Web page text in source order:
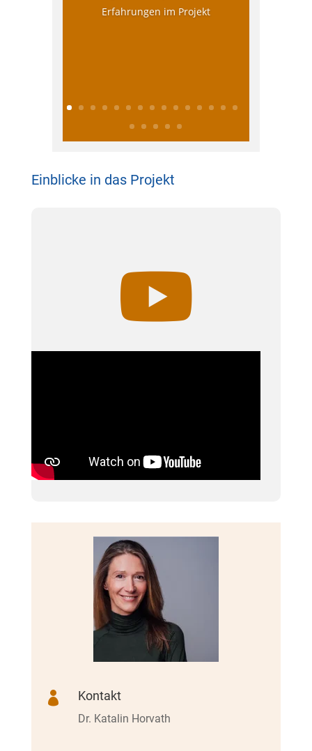
Erfahrungen im Projekt
Einblicke in das Projekt

 Kontakt
Dr. Katalin Horvath